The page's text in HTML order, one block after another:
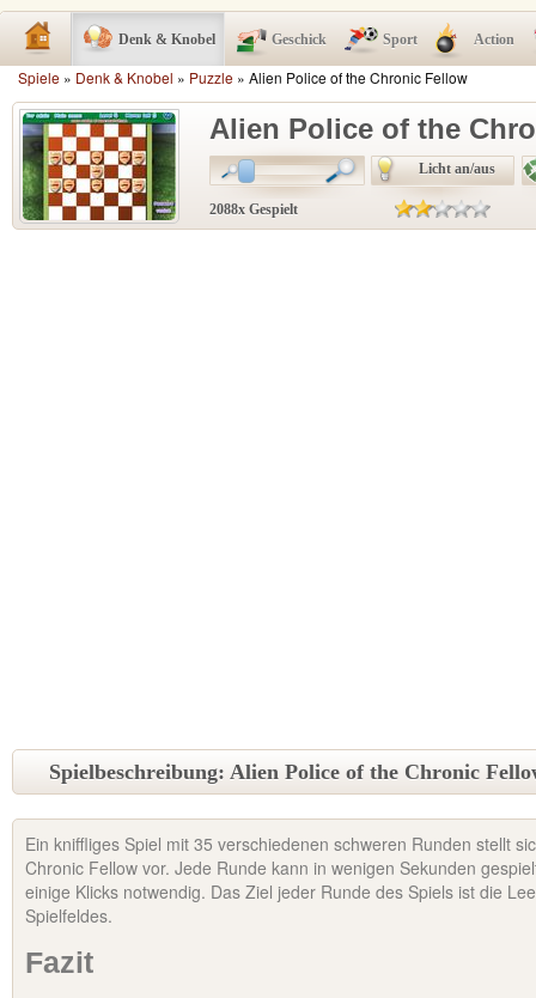
Denk & Knobel Geschick Sport Action
Spiele » Denk & Knobel » Puzzle » Alien Police of the Chronic Fellow
Alien Police of the
Licht an/aus
2088x Gespielt
Spielbeschreibung: Alien Police of the Chronic
Ein kniffliges Spiel mit 35 verschiedenen schweren Runden stellt
Chronic Fellow vor. Jede Runde kann in wenigen Sekunden
einige Klicks notwendig. Das Ziel jeder Runde des Spiels ist die
Spielfeldes.
Fazit